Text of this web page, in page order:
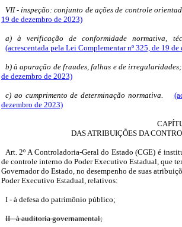
VII - inspeção: conjunto de ações de controle
19 de dezembro de 2023)
a) à verificação de conformidade normativa,
(acrescentada pela Lei Complementar nº 325, de 19
b) à apuração de fraudes, falhas e de irregularidades;
de dezembro de 2023)
c) ao cumprimento de determinação normativa.
dezembro de 2023)
DAS ATRIBUIÇÕES DA
Art. 2º A Controladoria-Geral do Estado (CGE) é
de controle interno do Poder Executivo Estadual, que
Governador do Estado, no desempenho de suas
Poder Executivo Estadual, relativos:
I - à defesa do patrimônio público;
II - à auditoria governamental;